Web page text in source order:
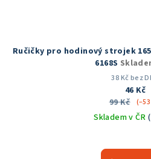
Ručičky pro hodinový strojek
6168S
38 Kč bez
46 Kč
99 Kč
Skladem v ČR